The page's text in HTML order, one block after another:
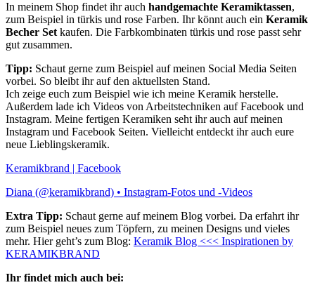
In meinem Shop findet ihr auch handgemachte Keramiktassen,
zum Beispiel in türkis und rose Farben. Ihr könnt auch ein Keramik
Becher Set kaufen. Die Farbkombinaten türkis und rose passt sehr
gut zusammen.
Tipp: Schaut gerne zum Beispiel auf meinen Social Media Seiten
vorbei. So bleibt ihr auf den aktuellsten Stand.
Ich zeige euch zum Beispiel wie ich meine Keramik herstelle.
Außerdem lade ich Videos von Arbeitstechniken auf Facebook und
Instagram. Meine fertigen Keramiken seht ihr auch auf meinen
Instagram und Facebook Seiten. Vielleicht entdeckt ihr auch eure
neue Lieblingskeramik.
Keramikbrand | Facebook
Diana (@keramikbrand) • Instagram-Fotos und -Videos
Extra Tipp: Schaut gerne auf meinem Blog vorbei. Da erfahrt ihr
zum Beispiel neues zum Töpfern, zu meinen Designs und vieles
mehr. Hier geht’s zum Blog: Keramik Blog <<< Inspirationen by
KERAMIKBRAND
Ihr findet mich auch bei: